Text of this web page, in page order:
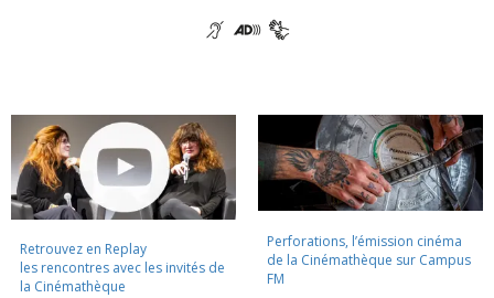
Retrouvez en Replay
les rencontres avec les invités de
la Cinémathèque
Perforations, l’émission cinéma
de la Cinémathèque sur Campus
FM